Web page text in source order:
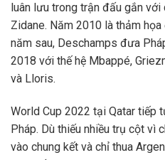
luân lưu trong trận đấu gắn
Zidane. Năm 2010 là thảm
năm sau, Deschamps đưa
2018 với thế hệ Mbappé,
và Lloris.
World Cup 2022 tại Qatar tiếp
Pháp. Dù thiếu nhiều trụ cột vì
vào chung kết và chỉ thua